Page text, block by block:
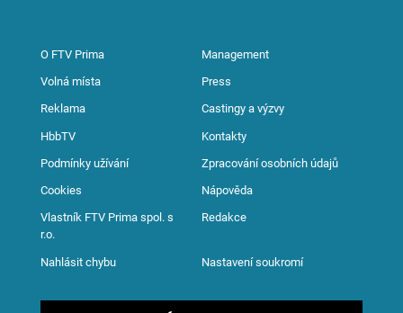
O FTV Prima Management
Volná místa Press
Reklama Castingy a výzvy
HbbTV Kontakty
Podmínky užívání Zpracování osobních údajů
Cookies Nápověda
Vlastník FTV Prima spol. s
r.o.
Redakce
Nahlásit chybu Nastavení soukromí